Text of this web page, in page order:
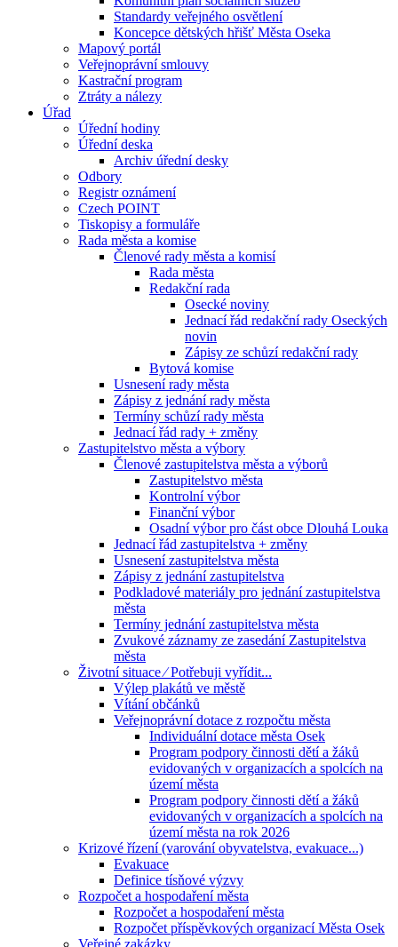
Standardy veřejného osvětlení
Koncepce dětských hřišť Města Oseka
Mapový portál
Veřejnoprávní smlouvy
Kastrační program
Ztráty a nálezy
Úřad
Úřední hodiny
Úřední deska
Archiv úřední desky
Odbory
Registr oznámení
Czech POINT
Tiskopisy a formuláře
Rada města a komise
Členové rady města a komisí
Rada města
Redakční rada
Osecké noviny
Jednací řád redakční rady Oseckých
novin
Zápisy ze schůzí redakční rady
Bytová komise
Usnesení rady města
Zápisy z jednání rady města
Termíny schůzí rady města
Jednací řád rady + změny
Zastupitelstvo města a výbory
Členové zastupitelstva města a výborů
Zastupitelstvo města
Kontrolní výbor
Finanční výbor
Osadní výbor pro část obce Dlouhá Louka
Jednací řád zastupitelstva + změny
Usnesení zastupitelstva města
Zápisy z jednání zastupitelstva
Podkladové materiály pro jednání zastupitelstva
města
Termíny jednání zastupitelstva města
Zvukové záznamy ze zasedání Zastupitelstva
města
Životní situace ⁄ Potřebuji vyřídit...
Výlep plakátů ve městě
Vítání občánků
Veřejnoprávní dotace z rozpočtu města
Individuální dotace města Osek
Program podpory činnosti dětí a žáků
evidovaných v organizacích a spolcích na
území města
Program podpory činnosti dětí a žáků
evidovaných v organizacích a spolcích na
území města na rok 2026
Krizové řízení (varování obyvatelstva, evakuace...)
Evakuace
Definice tísňové výzvy
Rozpočet a hospodaření města
Rozpočet a hospodaření města
Rozpočet příspěvkových organizací Města Osek
Veřejné zakázky